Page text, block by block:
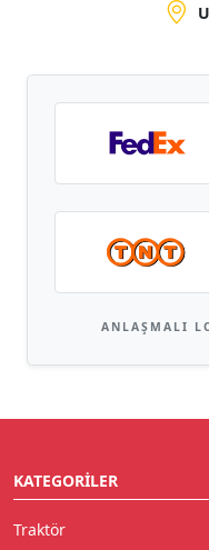
ANLAŞMALI
KATEGORILER
Traktör